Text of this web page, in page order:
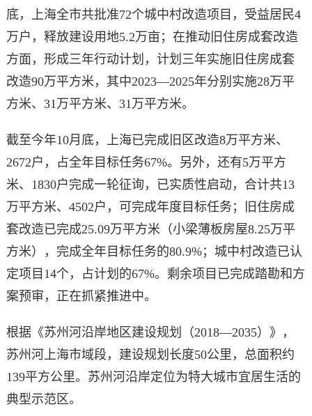
底，上海全市共批准72个城中村改造项目，受益居民4
万户，释放建设用地5.2万亩；在推动旧住房成套改造
方面，形成三年行动计划，计划三年实施旧住房成套
改造90万平方米，其中2023—2025年分别实施28万平
方米、31万平方米、31万平方米。
截至今年10月底，上海已完成旧区改造8万平方米、
2672户，占全年目标任务67%。另外，还有5万平方
米、1830户完成一轮征询，已实质性启动，合计共13
万平方米、4502户，可完成年度目标任务；旧住房成
套改造已完成25.09万平方米（小梁薄板房屋8.25万平
方米），完成全年目标任务的80.9%；城中村改造已认
定项目14个，占计划的67%。剩余项目已完成踏勘和方
案预审，正在抓紧推进中。
根据《苏州河沿岸地区建设规划（2018—2035）》，
苏州河上海市域段，建设规划长度50公里，总面积约
139平方公里。苏州河沿岸定位为特大城市宜居生活的
典型示范区。